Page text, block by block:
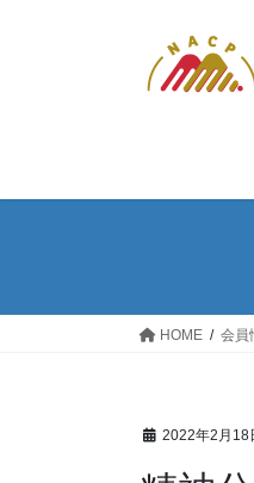
HOME 会員
2022年2月18